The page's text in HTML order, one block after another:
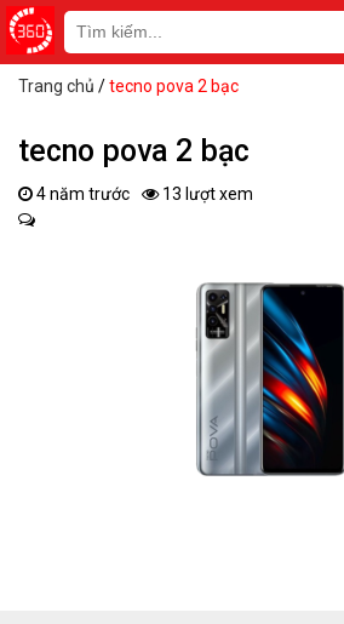
Trang chủ /tecno pova 2 bạc
tecno pova 2 bạc
4 năm trước 13 lượt xem